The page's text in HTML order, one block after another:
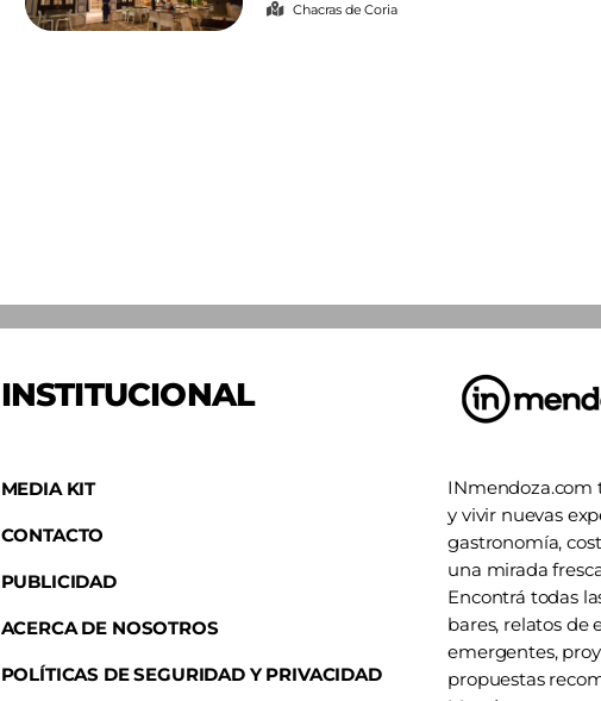
Chacras de Coria
INSTITUCIONAL
MEDIA KIT
CONTACTO
PUBLICIDAD
ACERCA DE NOSOTROS
POLÍTICAS DE SEGURIDAD Y PRIVACIDAD
INmendoza.com
y vivir nuevas
gastronomía,
una mirada
Encontrá todas
bares, relatos de
emergentes,
propuestas